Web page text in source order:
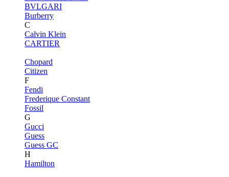
BVLGARI
Burberry
C
Calvin Klein
CARTIER
Chopard
Citizen
F
Fendi
Frederique Constant
Fossil
G
Gucci
Guess
Guess GC
H
Hamilton